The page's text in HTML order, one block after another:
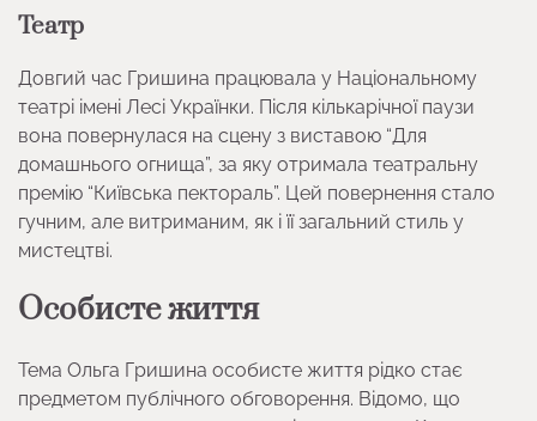
Театр
Довгий час Гришина працювала у Національному
театрі імені Лесі Українки. Після кількарічної паузи
вона повернулася на сцену з виставою “Для
домашнього огнища”, за яку отримала театральну
премію “Київська пектораль”. Цей повернення стало
гучним, але витриманим, як і її загальний стиль у
мистецтві.
Особисте життя
Тема Ольга Гришина особисте життя рідко стає
предметом публічного обговорення. Відомо, що